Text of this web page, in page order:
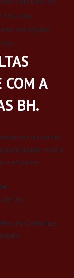
seu caso.
nos órgãos
COM A
BH.
ou outros
para ajudar você a
e eficiente.